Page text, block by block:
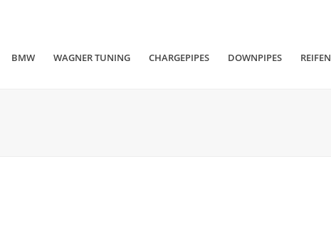
BMW WAGNER TUNING CHARGEPIPES DOWNPIPES REIFEN